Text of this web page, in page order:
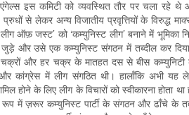
एंगेल्स इस कमिटी को व्यवस्थित तौर पर चला रहे
से लेकर अन्य विजातीय प्रवृत्तियों के विरुद्ध
ऑफ़ जस्ट’ को ‘कम्युनिस्ट लीग’ बनाने में भूमिका
और उसे एक कम्युनिस्ट संगठन में तब्दील कर
और हर चक्र के मातहत दस से बीस कम्युनिटी
कांग्रेस में लीग संगठित थी। हालाँकि अभी यह
होने के लिए लीग के विचारों को स्वीकारना होता था
रूप में ज़रूर कम्युनिस्ट पार्टी के संगठन और ढाँचे के